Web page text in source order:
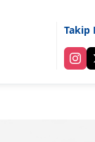
Takip